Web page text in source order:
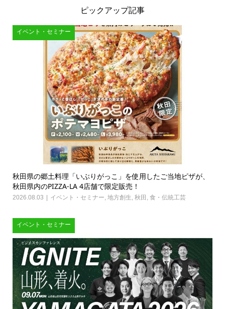
ピックアップ記事
イベント・セミナー
秋田県の郷土料理「いぶりがっこ」を使用したご当地ピザが、
秋田県内のPIZZA-LA 4店舗で限定販売！
2026.08.03 イベント・セミナー 地方創生 秋田 食・伝統工芸
イベント・セミナー